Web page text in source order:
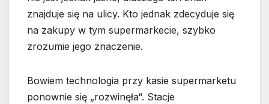
znajduje się na ulicy. Kto jednak zdecyduje się
na zakupy w tym supermarkecie, szybko
zrozumie jego znaczenie.
Bowiem technologia przy kasie supermarketu
ponownie się „rozwinęła“. Stacje